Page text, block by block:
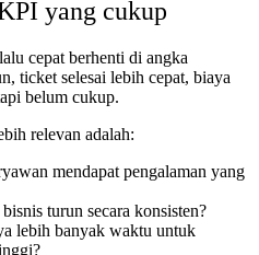
yang cukup
cepat berhenti di angka
ticket selesai lebih cepat, biaya
belum cukup.
relevan adalah:
mendapat pengalaman yang
turun secara konsisten?
lebih banyak waktu untuk